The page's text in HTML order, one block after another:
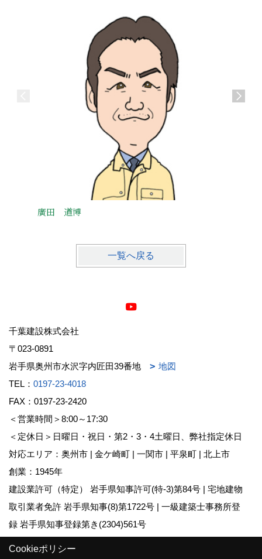
廣田 道博
一覧へ戻る
千葉建設株式会社
〒023-0891
岩手県奥州市水沢字内匠田39番地
地図
TEL： 0197-23-4018
FAX：0197-23-2420
＜営業時間＞8:00～17:30
＜定休日＞日曜日・祝日・第2・3・4土曜日、弊社指定休日
対応エリア：奥州市 | 金ケ崎町 | 一関市 | 平泉町 | 北上市
創業：1945年
建設業許可（特定） 岩手県知事許可(特-3)第84号 | 宅地建物
取引業者免許 岩手県知事(8)第1722号 | 一級建築士事務所登
録 岩手県知事登録第き(2304)561号
Cookieポリシー